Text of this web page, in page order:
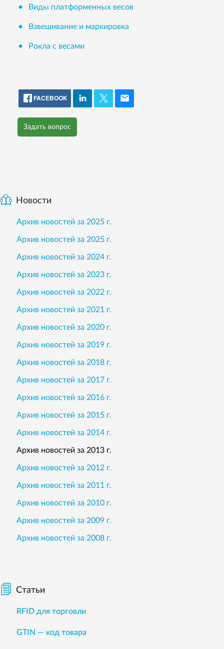
Виды платформенных весов
Взвешивание и маркировка
Рокла с весами
FACEBOOK
Задать вопрос
Новости
Архив новостей за 2025 г.
Архив новостей за 2025 г.
Архив новостей за 2024 г.
Архив новостей за 2023 г.
Архив новостей за 2022 г.
Архив новостей за 2021 г.
Архив новостей за 2020 г.
Архив новостей за 2019 г.
Архив новостей за 2018 г.
Архив новостей за 2017 г.
Архив новостей за 2016 г.
Архив новостей за 2015 г.
Архив новостей за 2014 г.
Архив новостей за 2013 г.
Архив новостей за 2012 г.
Архив новостей за 2011 г.
Архив новостей за 2010 г.
Архив новостей за 2009 г.
Архив новостей за 2008 г.
Статьи
RFID для торговли
GTIN — код товара